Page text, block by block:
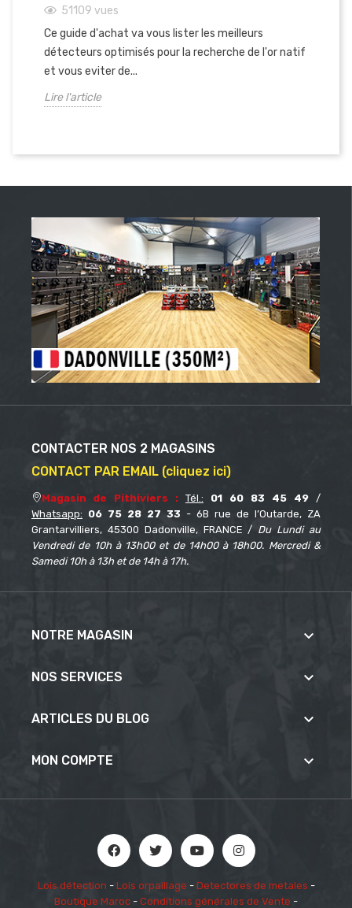
51109 vues
Ce guide d'achat va vous lister les meilleurs
détecteurs optimisés pour la recherche de l'or natif
et vous eviter de...
Lire l'article
CONTACTER NOS 2 MAGASINS
CONTACT PAR EMAIL (cliquez ici)
Magasin de Pithiviers : Tél.: 01 60 83 45 49 /
Whatsapp: 06 75 28 27 33 - 6B rue de l’Outarde, ZA
Grantarvilliers, 45300 Dadonville, FRANCE / Du Lundi au
Vendredi de 10h à 13h00 et de 14h00 à 18h00. Mercredi &
Samedi 10h à 13h et de 14h à 17h.
NOTRE MAGASIN 
NOS SERVICES 
ARTICLES DU BLOG 
MON COMPTE 
Lois détection - Lois orpaillage - Detectores de metales -
Boutique Maroc - Conditions générales de Vente -